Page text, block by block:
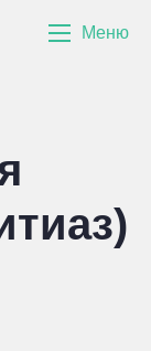
Меню